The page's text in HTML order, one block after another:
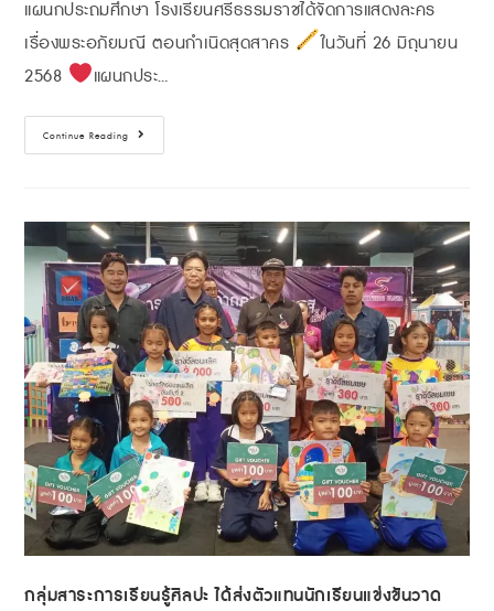
แผนกประถมศึกษา โรงเรียนศรีธรรมราชได้จัดการแสดงละคร
เรื่องพระอภัยมณี ตอนกำเนิดสุดสาคร
ในวันที่ 26 มิถุนายน
2568
แผนกประ…
Continue Reading
กลุ่มสาระการเรียนรู้ศิลปะ ได้ส่งตัวแทนนักเรียนแข่งขันวาด